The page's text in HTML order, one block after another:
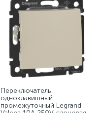
Переключатель
одноклавишный
промежуточный Legrand
Valena 10A 250V слоновая